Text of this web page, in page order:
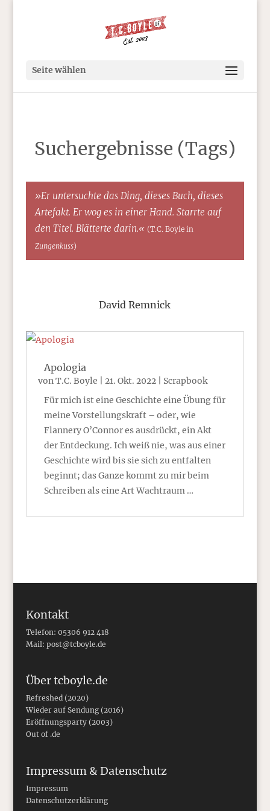
Seite wählen
Suchergebnisse (Tags)
»Er untersuchte das Ding, dieses Buch, dieses
Artefakt. Er wog es in einer Hand. Starrte auf
den Titel. Blätterte darin.« (T.C. Boyle in
Zungenkuss)
David Remnick
Apologia
vonT.C. Boyle 21. Okt. 2022| Scrapbook
Für mich ist eine Geschichte eine Übung für
meine Vorstellungskraft – oder, wie
Flannery O’Connor es ausdrückt, ein Akt
der Entdeckung. Ich weiß nie, was aus einer
Geschichte wird bis sie sich zu entfalten
beginnt; das Ganze kommt zu mir beim
Schreiben als eine Art Wachtraum …
Kontakt
Telefon: 05306 912 418
Mail: post@tcboyle.de
Über tcboyle.de
Refreshed (2020)
Wieder auf Sendung (2016)
Eröffnungsparty (2003)
Out of .de
Impressum & Datenschutz
Impressum
Datenschutzerklärung